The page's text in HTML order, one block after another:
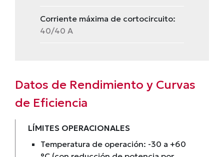
Corriente máxima de cortocircuito:
40/40 A
Datos de Rendimiento y Curvas
de Eficiencia
LÍMITES OPERACIONALES
Temperatura de operación: -30 a +60